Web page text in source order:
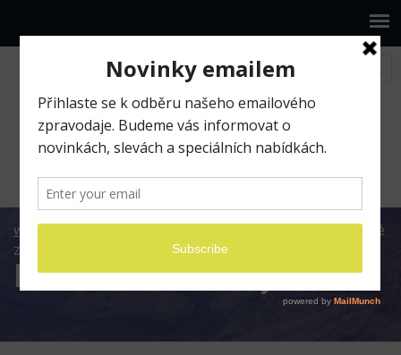
www.ilumio.cz
Klávesové
zkratky na iOS
Klávesové zkratky na iOS